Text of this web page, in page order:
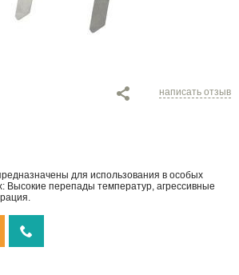
написать отзыв
для использования в особых
Высокие перепады температур, агрессивные